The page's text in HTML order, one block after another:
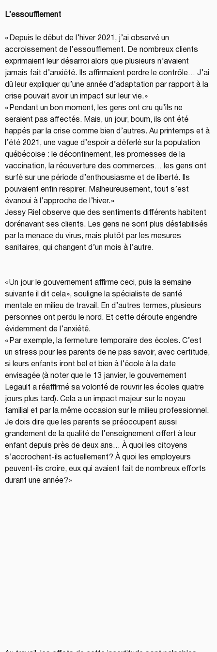
L’essoufflement
« Depuis le début de l’hiver 2021, j’ai observé un
accroissement de l’essoufflement. De nombreux clients
exprimaient leur désarroi alors que plusieurs n’avaient
jamais fait d’anxiété. Ils affirmaient perdre le contrôle… J’ai
dû leur expliquer qu’une année d’adaptation par rapport à la
crise pouvait avoir un impact sur leur vie. »
« Pendant un bon moment, les gens ont cru qu’ils ne
seraient pas affectés. Mais, un jour, boum, ils ont été
happés par la crise comme bien d’autres. Au printemps et à
l’été 2021, une vague d’espoir a déferlé sur la population
québécoise : le déconfinement, les promesses de la
vaccination, la réouverture des commerces… les gens ont
surfé sur une période d’enthousiasme et de liberté. Ils
pouvaient enfin respirer. Malheureusement, tout s’est
évanoui à l’approche de l’hiver. »
Jessy Riel observe que des sentiments différents habitent
dorénavant ses clients. Les gens ne sont plus déstabilisés
par la menace du virus, mais plutôt par les mesures
sanitaires, qui changent d’un mois à l’autre.
« Un jour le gouvernement affirme ceci, puis la semaine
suivante il dit cela », souligne la spécialiste de santé
mentale en milieu de travail. En d’autres termes, plusieurs
personnes ont perdu le nord. Et cette déroute engendre
évidemment de l’anxiété.
« Par exemple, la fermeture temporaire des écoles. C’est
un stress pour les parents de ne pas savoir, avec certitude,
si leurs enfants iront bel et bien à l’école à la date
envisagée (à noter que le 13 janvier, le gouvernement
Legault a réaffirmé sa volonté de rouvrir les écoles quatre
jours plus tard). Cela a un impact majeur sur le noyau
familial et par la même occasion sur le milieu professionnel.
Je dois dire que les parents se préoccupent aussi
grandement de la qualité de l’enseignement offert à leur
enfant depuis près de deux ans… À quoi les citoyens
s’accrochent-ils actuellement ? À quoi les employeurs
peuvent-ils croire, eux qui avaient fait de nombreux efforts
durant une année ? »